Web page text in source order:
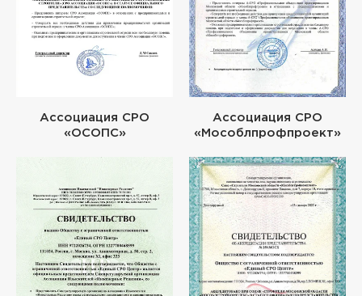
Ассоциация СРО
«ОСОПС»
Ассоциация СРО
«Мособлпрофпроект»